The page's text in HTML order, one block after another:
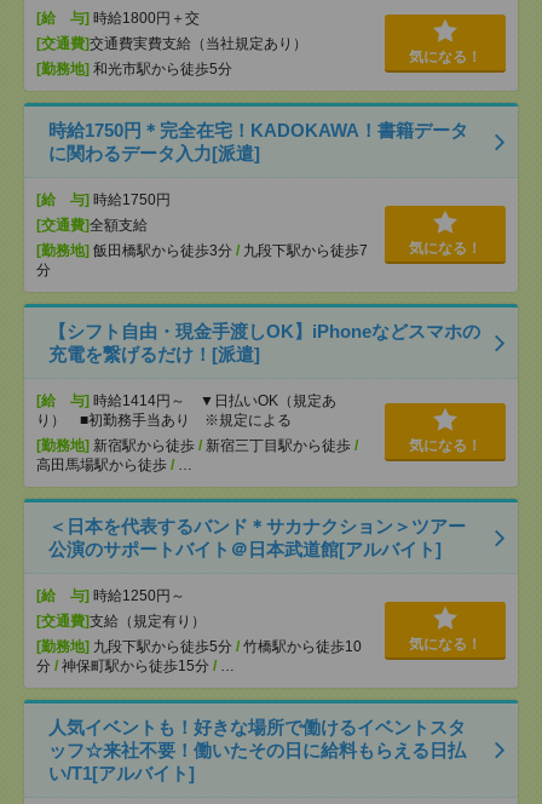
[給 与] 時給1800円＋交
[交通費]交通費実費支給（当社規定あり）
[勤務地] 和光市駅から徒歩5分
気になる！
時給1750円＊完全在宅！KADOKAWA！書籍データ
に関わるデータ入力[派遣]
[給 与] 時給1750円
[交通費]全額支給
[勤務地] 飯田橋駅から徒歩3分 / 九段下駅から徒歩7
分
気になる！
【シフト自由・現金手渡しOK】iPhoneなどスマホの
充電を繋げるだけ！[派遣]
[給 与] 時給1414円～ ▼日払いOK（規定あ
り） ■初勤務手当あり ※規定による
[勤務地] 新宿駅から徒歩 / 新宿三丁目駅から徒歩 /
高田馬場駅から徒歩 / …
気になる！
＜日本を代表するバンド＊サカナクション＞ツアー
公演のサポートバイト＠日本武道館[アルバイト]
[給 与] 時給1250円～
[交通費]支給（規定有り）
[勤務地] 九段下駅から徒歩5分 / 竹橋駅から徒歩10
分 / 神保町駅から徒歩15分 / …
気になる！
人気イベントも！好きな場所で働けるイベントスタ
ッフ☆来社不要！働いたその日に給料もらえる日払
い/T1[アルバイト]